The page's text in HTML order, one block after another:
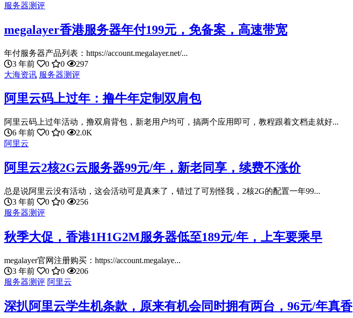
服务器测评
megalayer香港服务器年付199元，免备案，高速带宽
年付服务器产品列表：https://account.megalayer.net/...
3 年前
0 0
297
大海资讯 服务器测评
阿里云码上过年：撸牛年定制双肩包
阿里云码上过年活动，撸双肩背包，新老用户均可，搞两个应用即可，教程跟着文档走就好...
6 年前
0 0
2.0K
阿里云
阿里云2核2G云服务器99元/年，新老同享，续费不涨价
总是说阿里云没有活动，这会活动可是真来了，错过了可别怪我，2核2G的配置一年99...
3 年前
0 0
256
服务器测评
秋季大促，香港1H1G2M服务器低至189元/年，上车要乘早
megalayer官网注册购买：https://account.megalaye...
3 年前
0 0
206
服务器测评 阿里云
深扒阿里云学生机条款，原来有机会同时拥有两台，96元/年真香